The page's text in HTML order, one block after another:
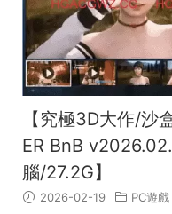
【究極3D大作/沙
ER BnB
腦/27.2G】
2026-02-19 PC遊戲